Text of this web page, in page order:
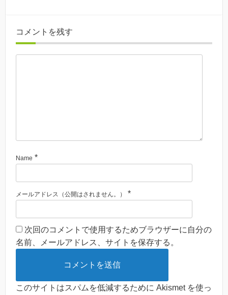
コメントを残す
Name *
メールアドレス（公開はされません。） *
次回のコメントで使用するためブラウザーに自分の
名前、メールアドレス、サイトを保存する。
このサイトはスパムを低減するために Akismet を使っ